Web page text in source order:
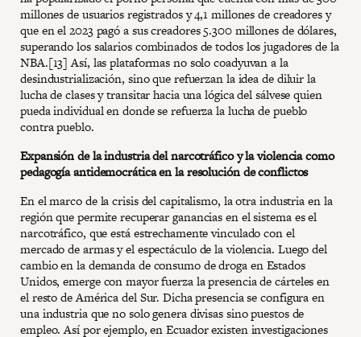
millones de usuarios registrados y 4,1 millones de creadores y
que en el 2023 pagó a sus creadores 5.300 millones de dólares,
superando los salarios combinados de todos los jugadores de la
NBA.[13] Así, las plataformas no solo coadyuvan a la
desindustrialización, sino que refuerzan la idea de diluir la
lucha de clases y transitar hacia una lógica del sálvese quien
pueda individual en donde se refuerza la lucha de pueblo
contra pueblo.
Expansión de la industria del narcotráfico y la violencia como
pedagogía antidemocrática en la resolución de conflictos
En el marco de la crisis del capitalismo, la otra industria en la
región que permite recuperar ganancias en el sistema es el
narcotráfico, que está estrechamente vinculado con el
mercado de armas y el espectáculo de la violencia. Luego del
cambio en la demanda de consumo de droga en Estados
Unidos, emerge con mayor fuerza la presencia de cárteles en
el resto de América del Sur. Dicha presencia se configura en
una industria que no solo genera divisas sino puestos de
empleo. Así por ejemplo, en Ecuador existen investigaciones